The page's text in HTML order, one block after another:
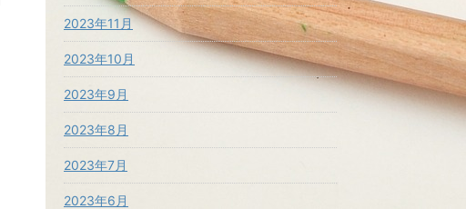
2023年11月
2023年10月
2023年9月
2023年8月
2023年7月
2023年6月